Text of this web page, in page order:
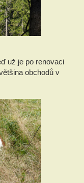
už je po renovaci
obchodů v